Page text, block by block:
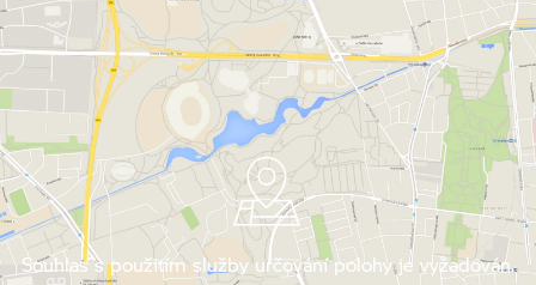
Souhlas s použitím služby určování polohy je vyžadován.